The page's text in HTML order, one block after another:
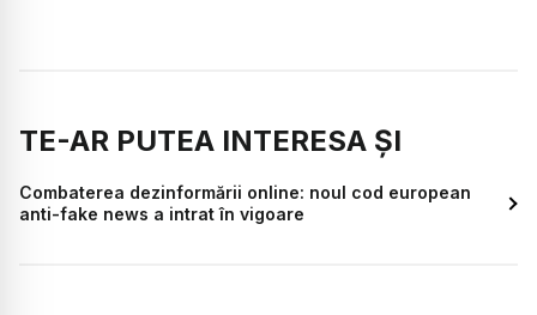
TE-AR PUTEA INTERESA ȘI
Combaterea dezinformării online: noul cod european
anti-fake news a intrat în vigoare